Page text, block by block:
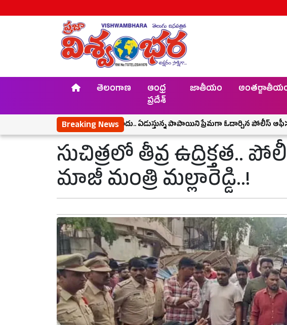
తెలంగాణ
ఆంధ్ర
ప్రదేశ్
జాతీయం
Breaking News
ప్రేమకు ఖాకీ అడ్డంకి కాదు.. ఏడుస్తున్న పాపాయిని ప్రేమగా ఓదార్చిన పోలీస్ ఆఫీసర్
సుచిత్రలో తీవ్ర ఉద్రిక్తత..
మాజీ మంత్రి మల్లారెడ్డి..!